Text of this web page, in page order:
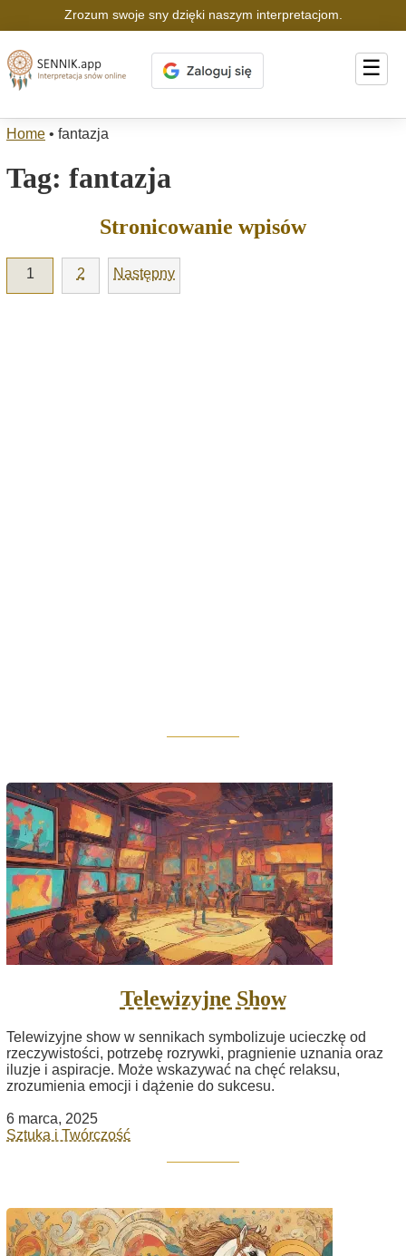
Zrozum swoje sny dzięki naszym interpretacjom.
☰
Home • fantazja
Tag: fantazja
Stronicowanie wpisów
1 2 Następny
Telewizyjne Show
Telewizyjne show w sennikach symbolizuje ucieczkę od
rzeczywistości, potrzebę rozrywki, pragnienie uznania oraz
iluzje i aspiracje. Może wskazywać na chęć relaksu,
zrozumienia emocji i dążenie do sukcesu.
6 marca, 2025
Sztuka i Twórczość